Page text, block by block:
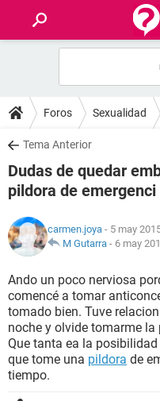
FOROS
SALUD
FAMILIA
NUTRICIÓN
SEXUALIDAD
GLOSARIO
Foros Sexualidad
Tema Anterior
Dudas de quedar
pildora de emergenci
carmen.joya - 5 may
M Gutarra - 6 may
Ando un poco nerviosa
comencé a tomar
tomado bien. Tuve
noche y olvide tomarme
Que tanta ea la posibilidad
que tome una pildora de
tiempo.